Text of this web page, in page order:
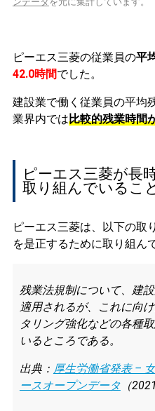
ピーエス三菱の従業員の平
42.0時間でした。
建設業で働く従業員の平均
業界内では比較的残業時間
ピーエス三菱が長
取り組んでいるこ
ピーエス三菱は、以下の取
を是正するために取り組ん
残業法規制について、建
適用されるが、これに向
タリング強化などの各種
いるところである。
出典： 厚生労働省発表 –
ースオープンデータ（